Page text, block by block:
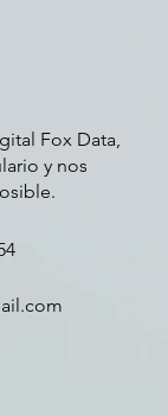
Fox Data,
y nos